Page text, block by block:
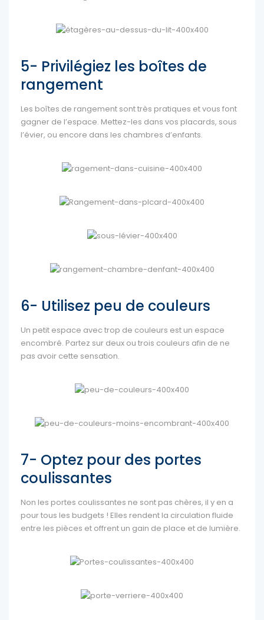
5- Privilégiez les boîtes de
rangement
Les boîtes de rangement sont très pratiques et vous font
gagner de l’espace. Mettez-les dans vos placards, sous
l’évier, ou encore dans les chambres d’enfants.
6- Utilisez peu de couleurs
Un petit espace avec trop de couleurs est un espace
encombré. Partez sur deux ou trois couleurs afin de ne
pas avoir cette sensation.
7- Optez pour des portes
coulissantes
Non les portes coulissantes ne sont pas chères, il y en a
pour tous les budgets ! Elles rendent la circulation fluide
entre les pièces et offrent un gain de place et de lumière.